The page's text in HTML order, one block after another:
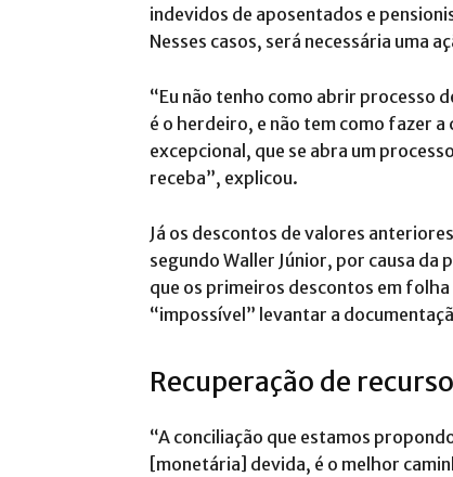
indevidos de aposentados e
Nesses casos, será necessária uma
“Eu não tenho como abrir processo
é o herdeiro, e não tem como fazer a
excepcional, que se abra um
receba”, explicou.
Já os descontos de valores
segundo Waller Júnior, por causa
que os primeiros descontos em
“impossível” levantar a
Recuperação de
“A conciliação que estamos
[monetária] devida, é o melhor